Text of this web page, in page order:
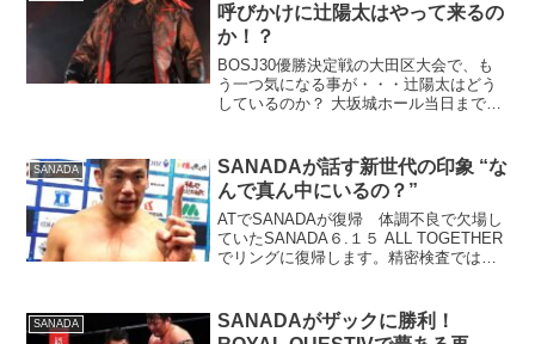
呼びかけに辻陽太はやって来るの
か！？
BOSJ30優勝決定戦の大田区大会で、も
う一つ気になる事が・・・辻陽太はどう
しているのか？ 大坂城ホール当日まで仕
SANADA
SANADAが話す新世代の印象 “な
んで真ん中にいるの？”
ATでSANADAが復帰 体調不良で欠場し
ていたSANADA６.１５ ALL TOGETHER
でリングに復帰します。精密検査では問
わったトリオと対決します。【緊急決...
SANADA
SANADAがザックに勝利！